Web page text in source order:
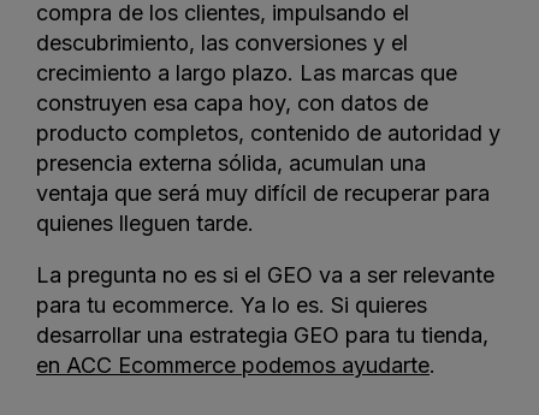
compra de los clientes, impulsando el
descubrimiento, las conversiones y el
crecimiento a largo plazo. Las marcas que
construyen esa capa hoy, con datos de
producto completos, contenido de autoridad y
presencia externa sólida, acumulan una
ventaja que será muy difícil de recuperar para
quienes lleguen tarde.
La pregunta no es si el GEO va a ser relevante
para tu ecommerce. Ya lo es. Si quieres
desarrollar una estrategia GEO para tu tienda,
en ACC Ecommerce podemos ayudarte.